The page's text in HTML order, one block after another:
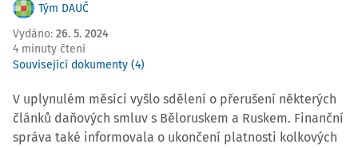
Tým DAUČ
Vydáno: 26. 5. 2024
4 minuty čtení
Související dokumenty (4)
V uplynulém měsíci vyšlo sdělení o přerušení některých
článků daňových smluv s Běloruskem a Ruskem. Finanční
správa také informovala o ukončení platnosti kolkových